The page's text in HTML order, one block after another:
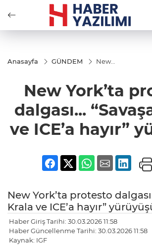
Anasayfa GÜNDEM
New
dalgası...
“Savaşa,
ICE’a
hayır”
yürüyüşü
New York’ta
dalgası...
ve ICE’a hayır”
New York’ta protesto
Krala ve ICE’a hayır”
Haber Giriş Tarihi: 30.03.2026 11:58
Haber Güncellenme Tarihi: 30.03.2026 11:58
Kaynak: IGF